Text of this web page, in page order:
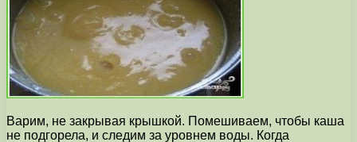
Варим, не закрывая крышкой. Помешиваем, чтобы каша
не подгорела, и следим за уровнем воды. Когда